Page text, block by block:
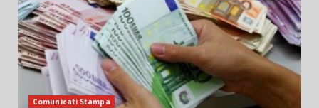
Comunicati Stampa